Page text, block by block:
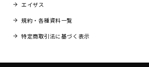
エイザス
規約・各種資料一覧
特定商取引法に基づく表示